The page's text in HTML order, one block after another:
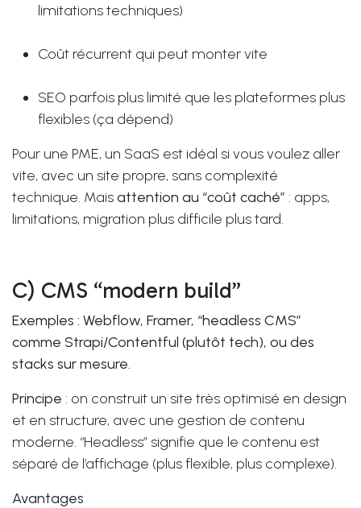
limitations techniques)
Coût récurrent qui peut monter vite
SEO parfois plus limité que les plateformes plus
flexibles (ça dépend)
Pour une PME, un SaaS est idéal si vous voulez aller
vite, avec un site propre, sans complexité
technique. Maisattention au “coût caché” : apps,
limitations, migration plus difficile plus tard.
C) CMS “modern build”
Exemples : Webflow, Framer, “headless CMS”
comme Strapi/Contentful (plutôt tech), ou des
stacks sur mesure.
Principe : on construit un site très optimisé en design
et en structure, avec une gestion de contenu
moderne. “Headless” signifie que le contenu est
séparé de l’affichage (plus flexible, plus complexe).
Avantages